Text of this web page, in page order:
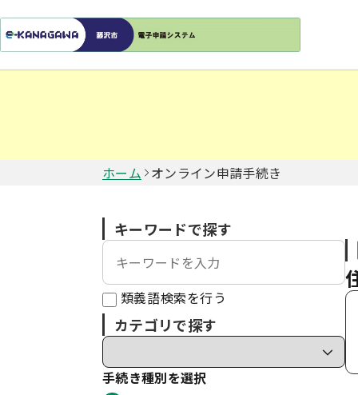
ホーム オンライン申請手続き
キーワードで探す
類義語検索を行う
カテゴリで探す
手続き種別を選択